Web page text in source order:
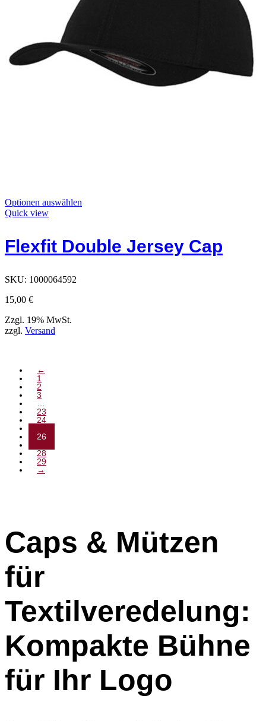
Optionen auswählen
die
auf
Quick view
Flexfit Double Jersey Cap
SKU: 1000064592
15,00 €
Zzgl. 19% MwSt.
zzgl. Versand
←
1
2
3
23
24
26
28
29
→
Caps & Mützen
für
Textilveredelung:
Kompakte Bühne
für Ihr Logo